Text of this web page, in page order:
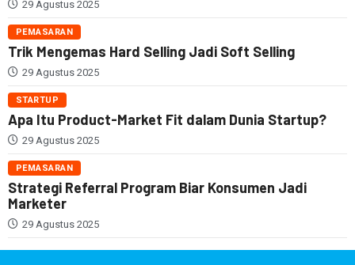
29 Agustus 2025
PEMASARAN
Trik Mengemas Hard Selling Jadi Soft Selling
29 Agustus 2025
STARTUP
Apa Itu Product-Market Fit dalam Dunia Startup?
29 Agustus 2025
PEMASARAN
Strategi Referral Program Biar Konsumen Jadi
Marketer
29 Agustus 2025